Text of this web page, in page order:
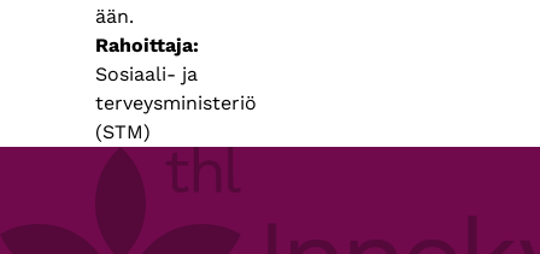
ään.
Rahoittaja
Sosiaali- ja
terveysministeriö
(STM)